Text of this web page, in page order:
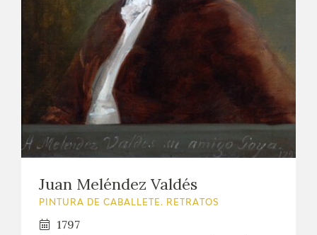
Juan Meléndez Valdés
PINTURA DE CABALLETE. RETRATOS
1797